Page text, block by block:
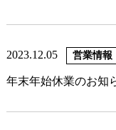
2023.12.05 営業情報
年末年始休業のお知